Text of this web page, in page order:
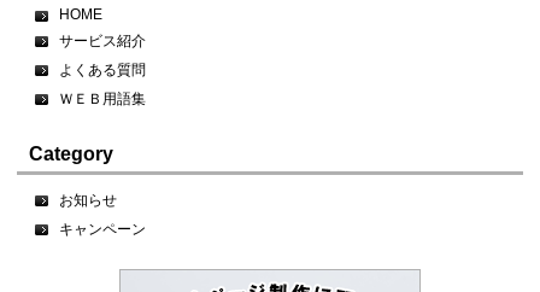
HOME
サービス紹介
よくある質問
ＷＥＢ用語集
Category
お知らせ
キャンペーン